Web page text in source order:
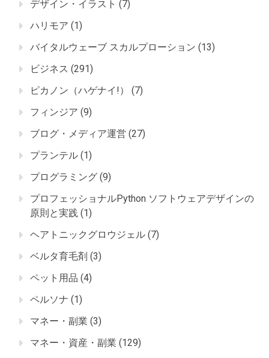
デザイン・イラスト (7)
ハリモア (1)
バイタルウェーブ スカルプローション (13)
ビジネス (291)
ピカノン（ハゲナイ!）
(7)
フィンジア (9)
ブログ・メディア運営 (27)
プランテル (1)
プログラミング (9)
プロフェッショナルPython ソフトウェアデザインの
原則と実践 (1)
ヘアトニックグロウジェル (7)
ベルタ育毛剤 (3)
ペット用品 (4)
ペルソナ (1)
マネー・副業 (3)
マネー・資産・副業 (129)